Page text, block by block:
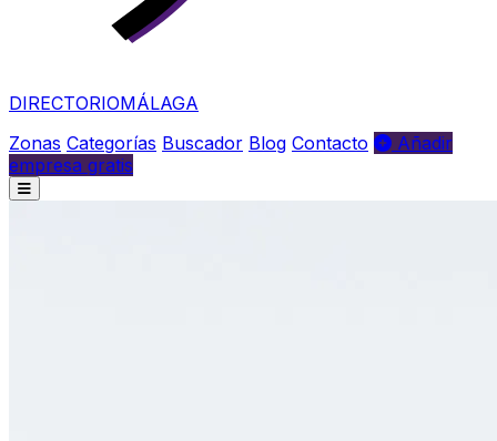
DIRECTORIOMÁLAGA
Zonas Categorías Buscador Blog Contacto
Añadir
empresa gratis